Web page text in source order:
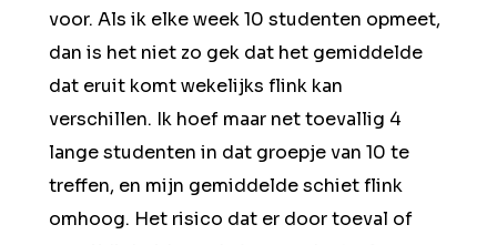
voor. Als ik elke week 10 studenten opmeet,
dan is het niet zo gek dat het gemiddelde
dat eruit komt wekelijks flink kan
verschillen. Ik hoef maar net toevallig 4
lange studenten in dat groepje van 10 te
treffen, en mijn gemiddelde schiet flink
omhoog. Het risico dat er door toeval of